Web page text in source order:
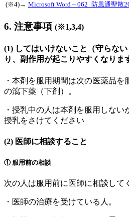
(※4)→ Microsoft Word – 062_防風通聖散
6. 注意事項 (※1,3,4)
(1) してはいけないこと
（守らな
り、副作用が起こりやすくなりま
・本剤を服用期間は次の医薬品
の瀉下薬（下剤）。
・授乳中の人は本剤を服用しな
授乳をさけてください
(2) 医師に相談すること
① 服用前の相談
次の人は服用前に医師に相談して
・医師の治療を受けている人。